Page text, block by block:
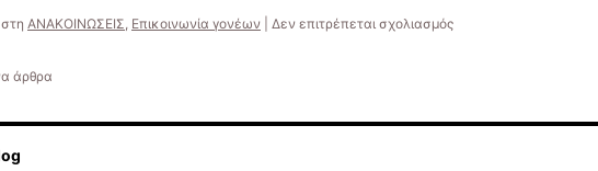
ΑΝΑΚΟΙΝΩΣΕΙΣ, Επικοινωνία γονέων Δεν επιτρέπεται σχολιασμόςστο
με
άρθρα